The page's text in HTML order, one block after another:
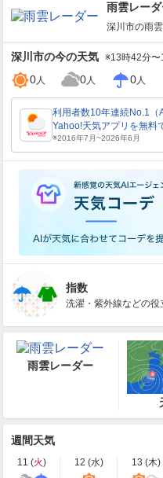
雨雲レー
深川市の雨
深川市の今の天気 ※13時42分
0人 0人 0人
指数
洗濯・紫外線などの役
雨雲レーダー
週間天気
11 (火) 12 (水) 13 (木)